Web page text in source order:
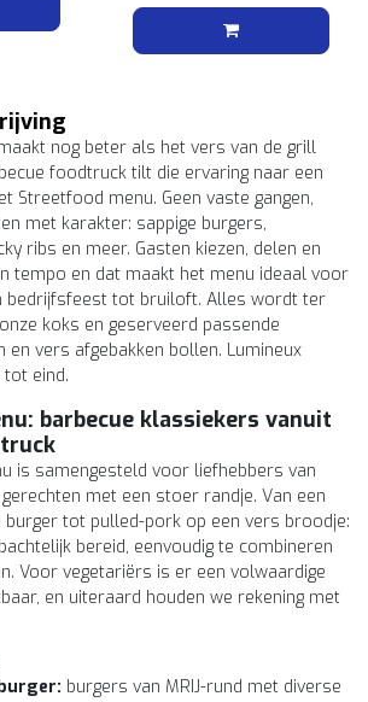
nog beter als het vers van de grill
foodtruck tilt die ervaring naar een
Streetfood menu. Geen vaste gangen,
met karakter: sappige burgers,
ribs en meer. Gasten kiezen, delen en
tempo en dat maakt het menu ideaal voor
bedrijfsfeest tot bruiloft. Alles wordt ter
koks en geserveerd passende
en vers afgebakken bollen. Lumineux
tot eind.
barbecue klassiekers vanuit
is samengesteld voor liefhebbers van
met een stoer randje. Van een
tot pulled-pork op een vers broodje:
bereid, eenvoudig te combineren
Voor vegetariërs is er een volwaardige
en uiteraard houden we rekening met
burgers van MRIJ-rund met diverse